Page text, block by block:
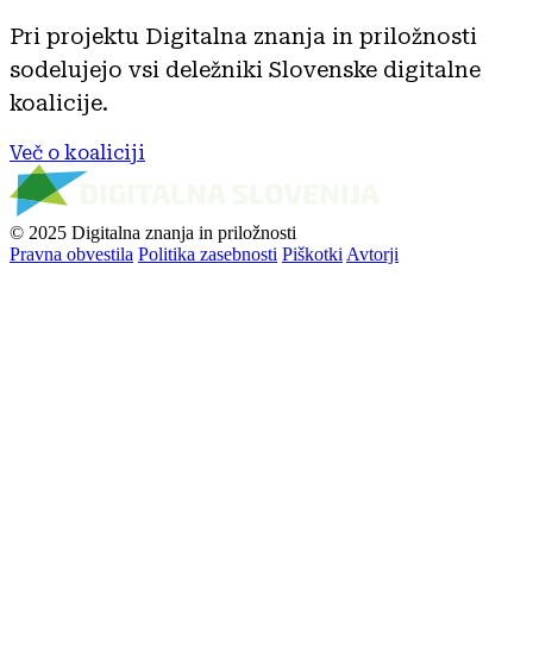
Pri projektu Digitalna znanja in priložnosti
sodelujejo vsi deležniki Slovenske digitalne
koalicije.
Več o koaliciji
© 2025 Digitalna znanja in priložnosti
Pravna obvestila Politika zasebnosti Piškotki Avtorji